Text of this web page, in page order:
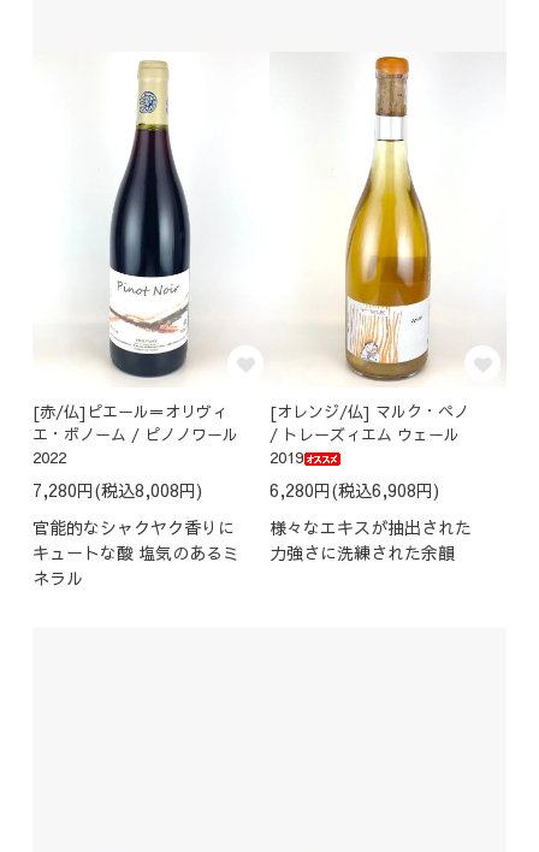
[赤/仏]ピエール＝オリヴィ
エ・ボノーム / ピノノワール
2022
7,280円(税込8,008円)
官能的なシャクヤク香りに
キュートな酸 塩気のあるミ
ネラル
[オレンジ/仏] マルク・ペノ
/ トレーズィエム ウェール
2019
6,280円(税込6,908円)
様々なエキスが抽出された
力強さに洗練された余韻